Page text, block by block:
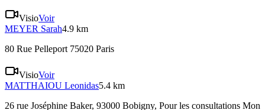
VisioVoir
MEYER Sarah4.9 km
80 Rue Pelleport 75020 Paris
VisioVoir
MATTHAIOU Leonidas5.4 km
26 rue Joséphine Baker, 93000 Bobigny, Pour les consultations Mon